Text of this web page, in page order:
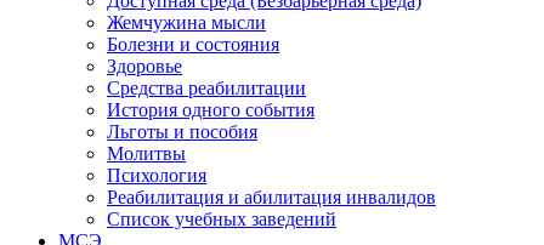
Жемчужина мысли
Болезни и состояния
Здоровье
Средства реабилитации
История одного события
Льготы и пособия
Молитвы
Психология
Реабилитация и абилитация инвалидов
Список учебных заведений
МСЭ